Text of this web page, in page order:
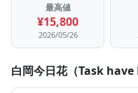
最高値
¥15,800
2026/05/26
白岡今日花（Task